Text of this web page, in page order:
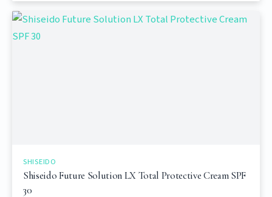
SHISEIDO
Shiseido Future Solution LX Total Protective Cream SPF
30